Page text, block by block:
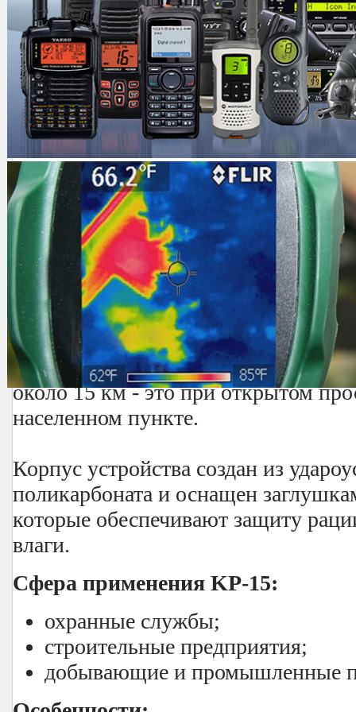
Литиево-ионный аккумулятор
Зарядное устройство CSA-15
питания) для сети 220 В
Проводная гарнитура с
Поясная клипса
Инструкция на русском языке
Описание:
ROGER KP-15 - надежная
безлицензионная радиостанция с
соответствующая стандарту MIL-
Рация KP-15 создана для
в сложнейших условиях и для
обслуживания. Станция KP-56
около 15 км - это при открытом
населенном пункте.
Корпус устройства создан из
поликарбоната и оснащен
которые обеспечивают защиту
влаги.
Сфера применения KP-15:
охранные службы;
строительные предприятия;
добывающие и промышленные